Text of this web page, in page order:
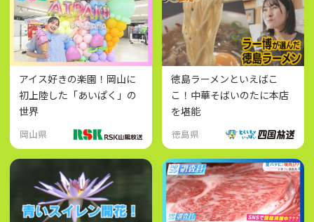
アイス好きの楽園！岡山に
初上陸した「あいぱく」の
世界
岡山県
徳島ラーメンといえばこ
こ！中華そばいのたに本店
を堪能
徳島県